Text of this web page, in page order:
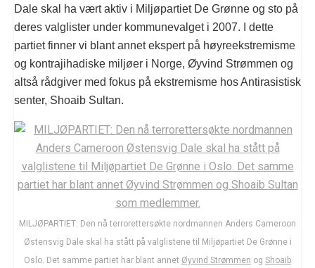
Dale skal ha vært aktiv i Miljøpartiet De Grønne og sto på
deres valglister under kommunevalget i 2007. I dette
partiet finner vi blant annet ekspert på høyreekstremisme
og kontrajihadiske miljøer i Norge, Øyvind Strømmen og
altså rådgiver med fokus på ekstremisme hos Antirasistisk
senter, Shoaib Sultan.
MILJØPARTIET: Den nå terrorettersøkte nordmannen Anders Cameroon
Østensvig Dale skal ha stått på valglistene til Miljøpartiet De Grønne i
Oslo. Det samme partiet har blant annet Øyvind Strømmen og Shoaib